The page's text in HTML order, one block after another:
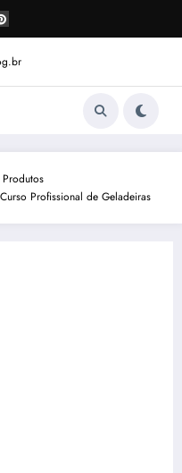
Produtos
Profissional de Geladeiras